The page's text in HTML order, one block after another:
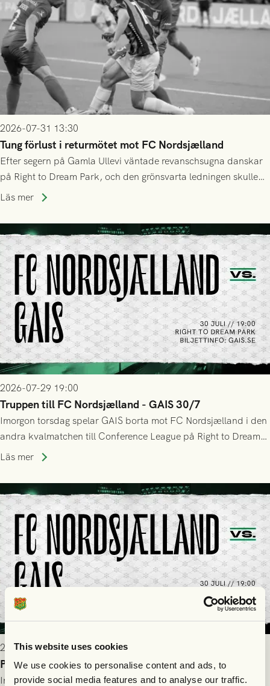
This website uses cookies
We use cookies to personalise content and ads, to
provide social media features and to analyse our traffic.
2026-07-31 13:30
Tung förlust i returmötet mot FC Nordsjælland
Efter segern på Gamla Ullevi väntade revanschsugna danskar
på Right to Dream Park, och den grönsvarta ledningen skulle
upphöra efter mindre än kvarten spelad. På lika mark visade
tennissiffror och det grönsvarta europaäventyret tog slut.
Läs mer
2026-07-29 19:00
Truppen till FC Nordsjælland - GAIS 30/7
Imorgon torsdag spelar GAIS borta mot FC Nordsjælland i den
andra kvalmatchen till Conference League på Right to Dream
Park! Fredrik Holmberg och ledarstaben har tagit ut följande
Läs mer
2026-07-29 9:15
Publikinformation: FC Nordsjælland - GAIS 30/7
Information för dig som ska se FC Nordsjælland - GAIS på